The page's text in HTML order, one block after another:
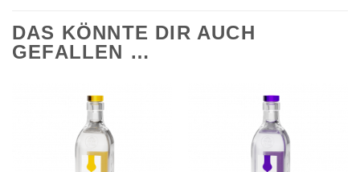
DAS KÖNNTE DIR AUCH
GEFALLEN …